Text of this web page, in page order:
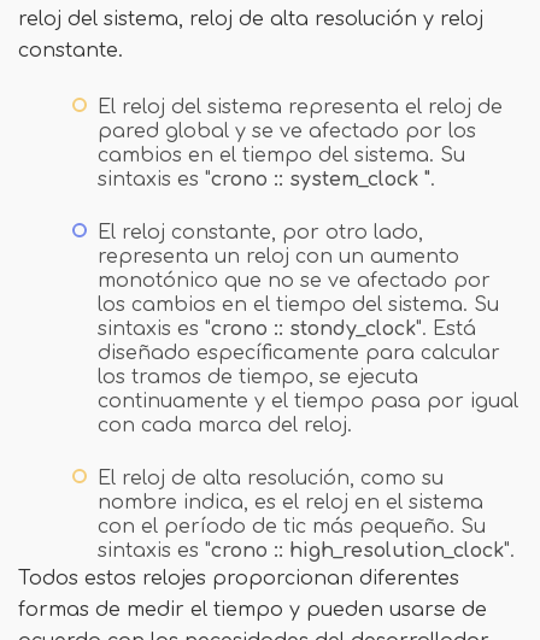
reloj del sistema, reloj de alta resolución y reloj
constante.
El reloj del sistema representa el reloj de
pared global y se ve afectado por los
cambios en el tiempo del sistema. Su
sintaxis es "crono :: system_clock ".
El reloj constante, por otro lado,
representa un reloj con un aumento
monotónico que no se ve afectado por
los cambios en el tiempo del sistema. Su
sintaxis es "crono :: stondy_clock". Está
diseñado específicamente para calcular
los tramos de tiempo, se ejecuta
continuamente y el tiempo pasa por igual
con cada marca del reloj.
El reloj de alta resolución, como su
nombre indica, es el reloj en el sistema
con el período de tic más pequeño. Su
sintaxis es "crono :: high_resolution_clock".
Todos estos relojes proporcionan diferentes
formas de medir el tiempo y pueden usarse de